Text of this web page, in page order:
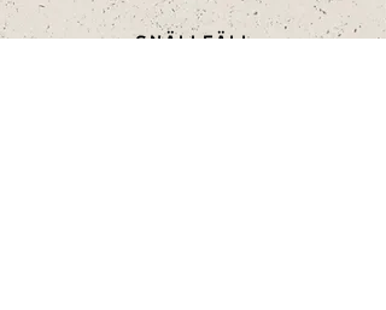
SNÄLLFÄLL